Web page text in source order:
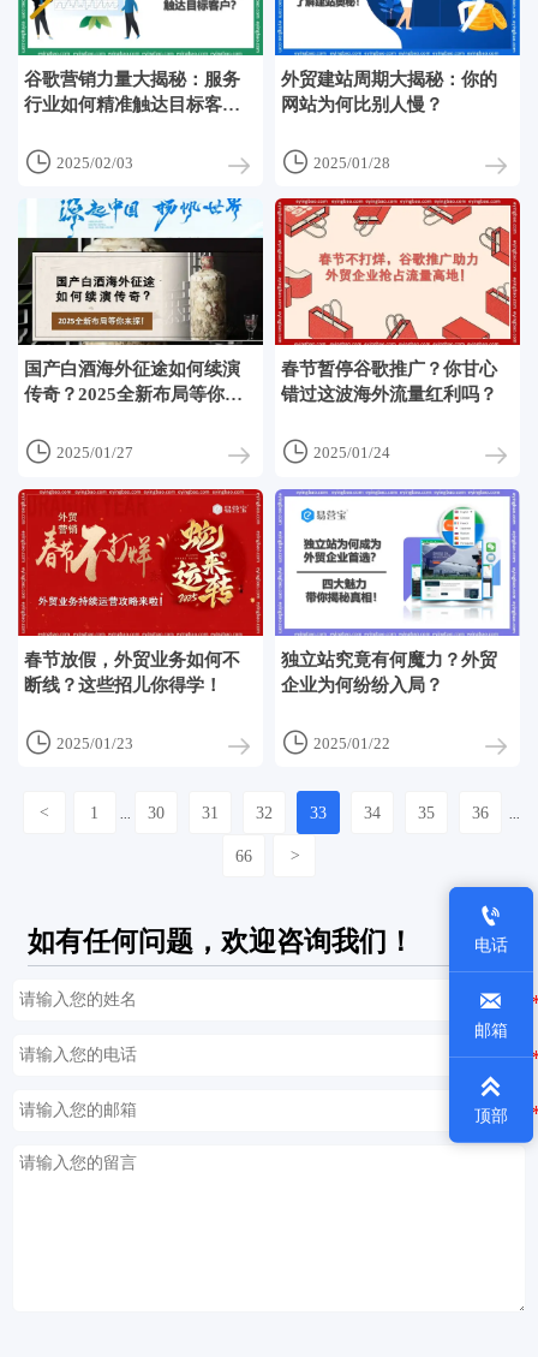
谷歌营销力量大揭秘：服务
行业如何精准触达目标客
 2025/02/03
外贸建站周期大揭秘：你的
网站为何比别人慢？
 2025/01/28
国产白酒海外征途如何续演
传奇？2025全新布局等你来
 2025/01/27
春节暂停谷歌推广？你甘心
错过这波海外流量红利吗？
 2025/01/24
春节放假，外贸业务如何不
断线？这些招儿你得学！
 2025/01/23
独立站究竟有何魔力？外贸
企业为何纷纷入局？
 2025/01/22
< 1 30 31 32 33 34 35 36
66 >
如有任何问题，欢迎咨询我们！

电话

邮箱

顶部